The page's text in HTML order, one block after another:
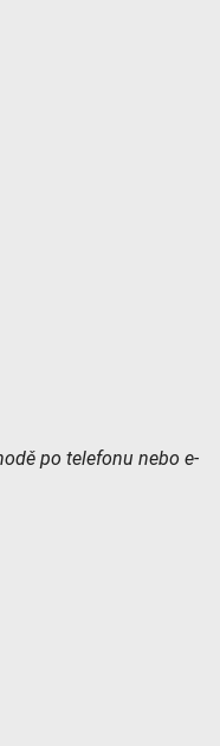
po telefonu nebo e-